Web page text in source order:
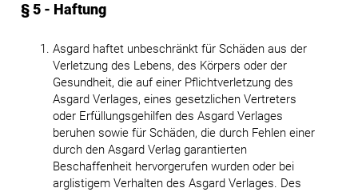
§ 5 - Haftung
Asgard haftet unbeschränkt für Schäden aus der
Verletzung des Lebens, des Körpers oder der
Gesundheit, die auf einer Pflichtverletzung des
Asgard Verlages, eines gesetzlichen Vertreters
oder Erfüllungsgehilfen des Asgard Verlages
beruhen sowie für Schäden, die durch Fehlen einer
durch den Asgard Verlag garantierten
Beschaffenheit hervorgerufen wurden oder bei
arglistigem Verhalten des Asgard Verlages. Des